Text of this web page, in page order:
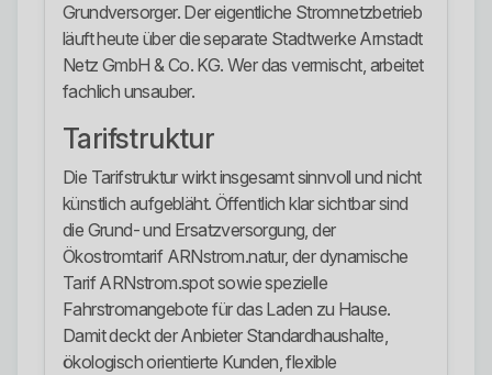
Grundversorger. Der eigentliche Stromnetzbetrieb
läuft heute über die separate Stadtwerke Arnstadt
Netz GmbH & Co. KG. Wer das vermischt, arbeitet
fachlich unsauber.
Tarifstruktur
Die Tarifstruktur wirkt insgesamt sinnvoll und nicht
künstlich aufgebläht. Öffentlich klar sichtbar sind
die Grund- und Ersatzversorgung, der
Ökostromtarif ARNstrom.natur, der dynamische
Tarif ARNstrom.spot sowie spezielle
Fahrstromangebote für das Laden zu Hause.
Damit deckt der Anbieter Standardhaushalte,
ökologisch orientierte Kunden, flexible